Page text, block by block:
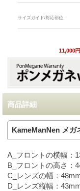
サイズガイド/対応部位
11,000
商品詳細
KameManNen メガ
A_フロントの横幅：
B_フロントの高さ：
C_レンズの幅：
D_レンズ縦幅：